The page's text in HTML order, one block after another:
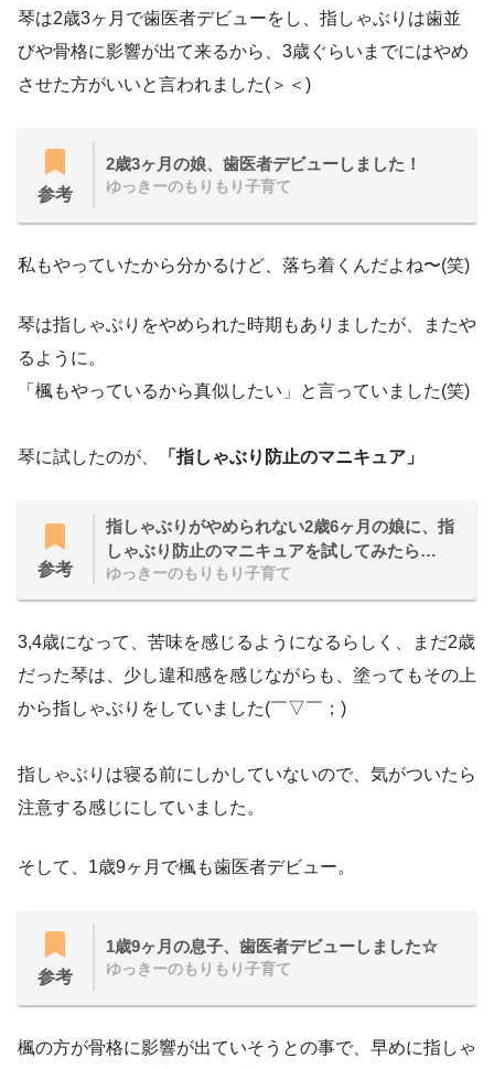
琴は2歳3ヶ月で歯医者デビューをし、指しゃぶりは歯並
びや骨格に影響が出て来るから、3歳ぐらいまでにはやめ
させた方がいいと言われました(＞＜)
参考
2歳3ヶ月の娘、歯医者デビューしました！
ゆっきーのもりもり子育て
私もやっていたから分かるけど、落ち着くんだよね〜(笑)
琴は指しゃぶりをやめられた時期もありましたが、またや
るように。
「楓もやっているから真似したい」と言っていました(笑)
琴に試したのが、 「指しゃぶり防止のマニキュア」
参考
指しゃぶりがやめられない2歳6ヶ月の娘に、指
しゃぶり防止のマニキュアを試してみたら…
ゆっきーのもりもり子育て
3,4歳になって、苦味を感じるようになるらしく、まだ2歳
だった琴は、少し違和感を感じながらも、塗ってもその上
から指しゃぶりをしていました(￣▽￣；)
指しゃぶりは寝る前にしかしていないので、気がついたら
注意する感じにしていました。
そして、1歳9ヶ月で楓も歯医者デビュー。
参考
1歳9ヶ月の息子、歯医者デビューしました☆
ゆっきーのもりもり子育て
楓の方が骨格に影響が出ていそうとの事で、早めに指しゃ